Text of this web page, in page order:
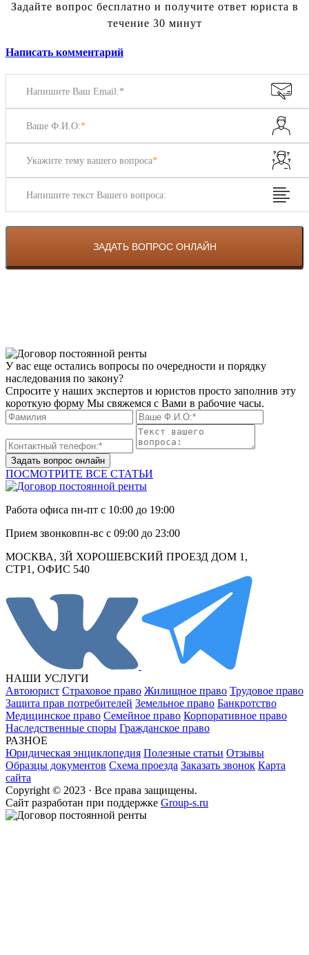
Задайте вопрос бесплатно и получите ответ юриста в
течение 30 минут
Написать комментарий
Напишите Ваш Email:*
Ваше Ф.И.О:*
Укажите тему вашего вопроса*
Напишите текст Вашего вопроса:
У вас еще остались вопросы по очередности и порядку
наследования по закону?
Спросите у наших экспертов и юристов просто заполнив эту
короткую форму Мы свяжемся с Вами в рабочие часы.
Задать вопрос онлайн
ПОСМОТРИТЕ ВСЕ СТАТЬИ
Работа офиса пн-пт с 10:00 до 19:00
Прием звонковпн-вс с 09:00 до 23:00
МОСКВА, 3Й ХОРОШЕВСКИЙ ПРОЕЗД ДОМ 1,
СТР1, ОФИС 540
НАШИ УСЛУГИ
Автоюрист Страховое право Жилищное право Трудовое право
Защита прав потребителей Земельное право Банкротство
Медицинское право Семейное право Корпоративное право
Наследственные споры Гражданское право
РАЗНОЕ
Юридическая энциклопедия Полезные статьи Отзывы
Образцы документов Схема проезда Заказать звонок Карта
сайта
Copyright © 2023 · Все права защищены.
Cайт разработан при поддержке Group-s.ru